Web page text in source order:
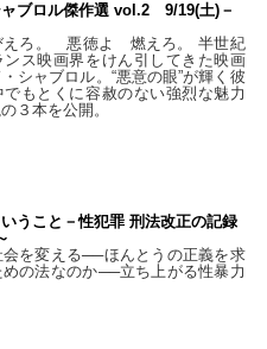
ャブロル傑作選 vol.2 9/19(土)－
ろ。 悪徳よ 燃えろ。 半世紀
ンス映画界をけん引してきた映画
シャブロル。“悪意の眼”が輝く彼
もとくに容赦のない強烈な魅力
３本を公開。
うこと－性犯罪 刑法改正の記録
会を変える──ほんとうの正義を求
の法なのか──立ち上がる性暴力